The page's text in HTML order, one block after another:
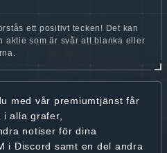
ett positivt tecken! Det kan
aktie som är svår att blanka eller
med vår premiumtjänst får
i alla grafer,
notiser för dina
i Discord samt en del andra